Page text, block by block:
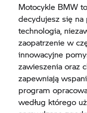
Motocykle BMW
decydujesz się na
technologia,
zaopatrzenie w
innowacyjne
zawieszenia oraz
zapewniają
program
według którego